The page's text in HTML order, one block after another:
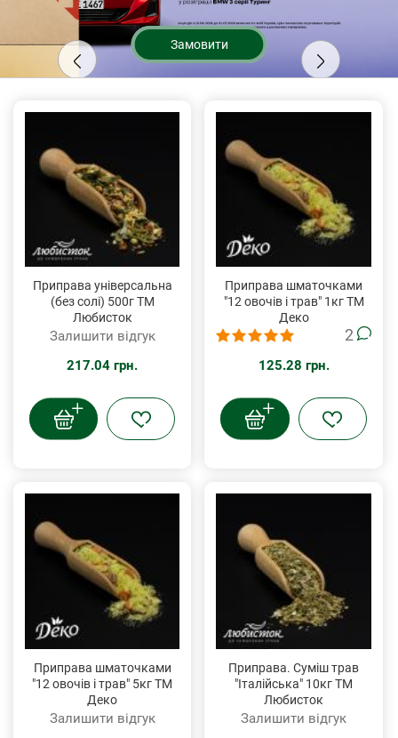
Замовити
Приправа універсальна
(без солі) 500г ТМ
Любисток
Залишити відгук
217.04 грн.
Приправа шматочками
"12 овочів і трав" 1кг ТМ
Деко
2
125.28 грн.
Приправа шматочками
"12 овочів і трав" 5кг ТМ
Деко
Залишити відгук
Приправа. Суміш трав
"Італійська" 10кг ТМ
Любисток
Залишити відгук